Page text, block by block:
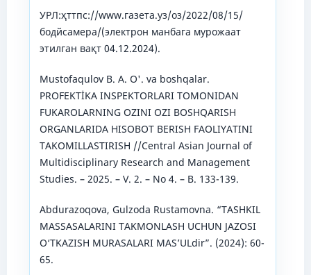
УРЛ:ҳттпс://www.газета.уз/оз/2022/08/15/
бодйcамера/(электрон манбага мурожаат
этилган вақт 04.12.2024).
Mustofaqulov B. A. O'. va boshqalar.
PROFEKTİKA INSPEKTORLARI TOMONIDAN
FUKAROLARNING OZINI OZI BOSHQARISH
ORGANLARIDA HISOBOT BERISH FAOLIYATINI
TAKOMILLASTIRISH //Central Asian Journal of
Multidisciplinary Research and Management
Studies. – 2025. – V. 2. – No 4. – B. 133-139.
Abdurazoqova, Gulzoda Rustamovna. “TASHKIL
MASSASALARINI TAKMONLASH UCHUN JAZOSI
O‘TKAZISH MURASALARI MAS’ULdir”. (2024): 60-
65.